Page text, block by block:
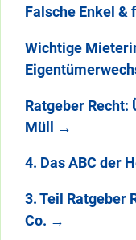
Falsche Enkel
Wichtige
Ratgeber Recht:
Müll →
4. Das ABC der
3. Teil Ratgeber
Co. →